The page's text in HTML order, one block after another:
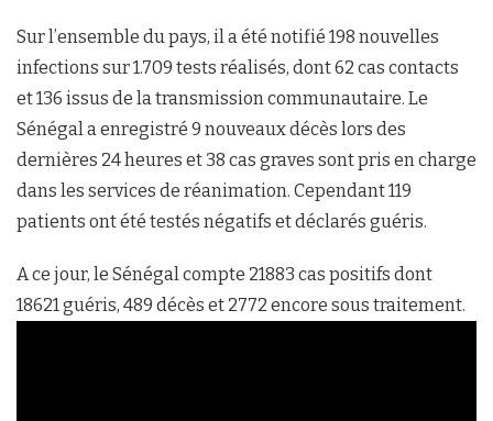
Sur l’ensemble du pays, il a été notifié 198 nouvelles
infections sur 1.709 tests réalisés, dont 62 cas contacts
et 136 issus de la transmission communautaire. Le
Sénégal a enregistré 9 nouveaux décès lors des
dernières 24 heures et 38 cas graves sont pris en charge
dans les services de réanimation. Cependant 119
patients ont été testés négatifs et déclarés guéris.
A ce jour, le Sénégal compte 21883 cas positifs dont
18621 guéris, 489 décès et 2772 encore sous traitement.